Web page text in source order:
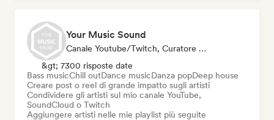
Your Music Sound
Canale Youtube/Twitch, Curatore Di Playlist, Social Media Influencer
&gt; 7300 risposte date
Bass musicChill outDance musicDanza popDeep house
Creare post o reel di grande impatto sugli artisti
Condividere gli artisti sul mio canale YouTube,
SoundCloud o Twitch
Aggiungere artisti nelle mie playlist più seguite